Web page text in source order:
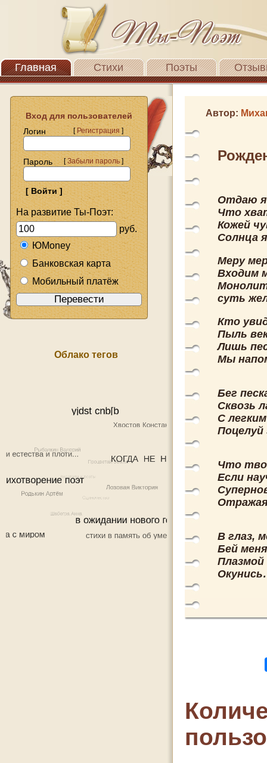
Главная Стихи Поэты
Вход для пользователей
Логин
[Регистрация]
Пароль [Забыли пароль]
На развитие Ты-Поэт:
руб.
ЮMoney
Банковская карта
Мобильный платёж
Облако тегов
Автор:
Отдаю я
Что
Кожей
Солнца
Меру
Входим
суть
Кто
Пыль
Лишь
Мы
Бег
Сквозь
С
Что
Если
В глаз,
Бей
Плазмой